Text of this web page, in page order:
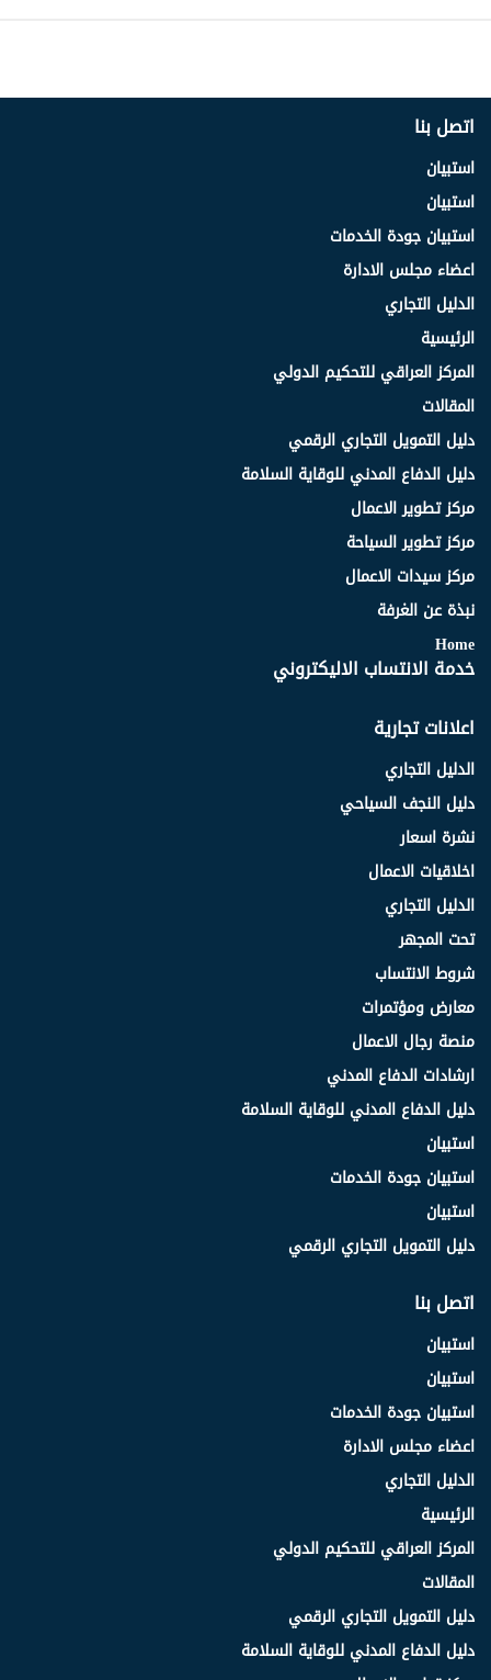
اتصل بنا
استبيان
استبيان
استبيان جودة الخدمات
اعضاء مجلس الادارة
الدليل التجاري
الرئيسية
المركز العراقي للتحكيم الدولي
المقالات
دليل التمويل التجاري الرقمي
دليل الدفاع المدني للوقاية السلامة
مركز تطوير الاعمال
مركز تطوير السياحة
مركز سيدات الاعمال
نبذة عن الغرفة
Home
خدمة الانتساب الاليكتروني
اعلانات تجارية
الدليل التجاري
دليل النجف السياحي
نشرة اسعار
اخلاقيات الاعمال
الدليل التجاري
تحت المجهر
شروط الانتساب
معارض ومؤتمرات
منصة رجال الاعمال
ارشادات الدفاع المدني
دليل الدفاع المدني للوقاية السلامة
استبيان
استبيان جودة الخدمات
استبيان
دليل التمويل التجاري الرقمي
اتصل بنا
استبيان
استبيان
استبيان جودة الخدمات
اعضاء مجلس الادارة
الدليل التجاري
الرئيسية
المركز العراقي للتحكيم الدولي
المقالات
دليل التمويل التجاري الرقمي
دليل الدفاع المدني للوقاية السلامة